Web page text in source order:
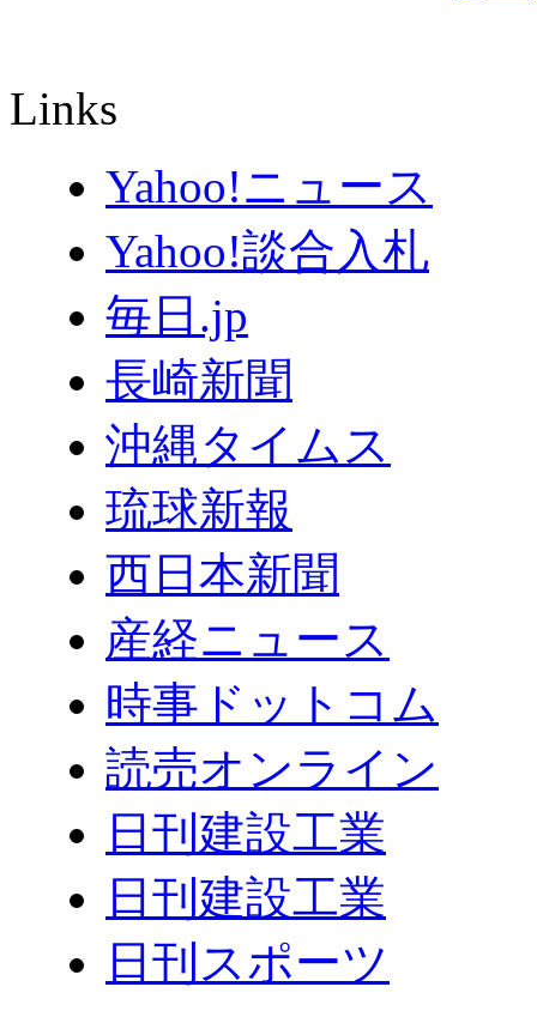
Links
Yahoo!ニュース
Yahoo!談合入札
毎日.jp
長崎新聞
沖縄タイムス
琉球新報
西日本新聞
産経ニュース
時事ドットコム
読売オンライン
日刊建設工業
日刊建設工業
日刊スポーツ